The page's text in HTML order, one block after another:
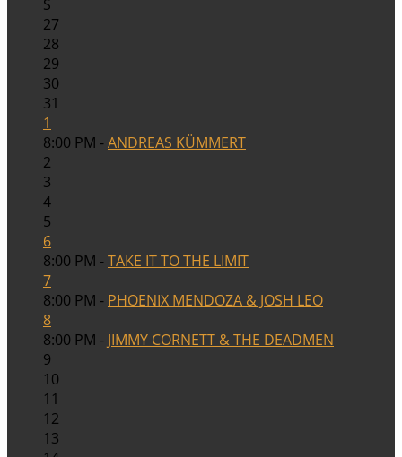
S
27
28
29
30
31
1
8:00 PM -ANDREAS KÜMMERT
2
3
4
5
6
8:00 PM -TAKE IT TO THE LIMIT
7
8:00 PM - PHOENIX MENDOZA & JOSH LEO
8
8:00 PM - JIMMY CORNETT & THE DEADMEN
9
10
11
12
13